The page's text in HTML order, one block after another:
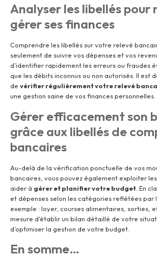
Analyser les libellés pour
gérer ses finances
Comprendre les libellés sur votre relevé
seulement de suivre vos dépenses et vos
d’identifier rapidement les erreurs ou fraudes
que les débits inconnus ou non autorisés. Il est
de vérifier régulièrement votre relevé
une gestion saine de vos finances personnelles.
Gérer efficacement son
grâce aux libellés de
bancaires
Au-delà de la vérification ponctuelle de vos
bancaires, vous pouvez également exploiter
aider à gérer et planifier votre budget . En
et dépenses selon les catégories reflétées par
exemple : loyer, courses alimentaires, sorties,
mesure d’établir un bilan détaillé de votre
d’optimiser la gestion de votre budget.
En somme…